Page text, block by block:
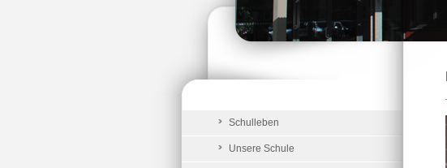
Schulleben
Unsere Schule